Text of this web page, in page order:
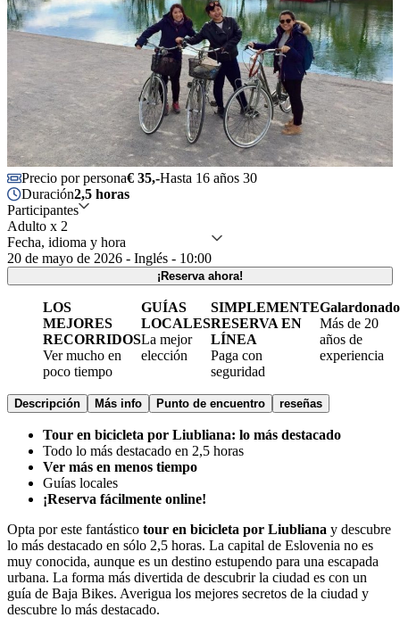
Precio por persona€ 35,-Hasta 16 años 30
Duración2,5 horas
Participantes
Adulto x 2
Fecha, idioma y hora
20 de mayo de 2026 - Inglés - 10:00
¡Reserva ahora!
LOS
MEJORES
RECORRIDOS
Ver mucho en
poco tiempo
GUÍAS
LOCALES
La mejor
elección
SIMPLEMENTE
RESERVA EN
LÍNEA
Paga con
seguridad
Galardonado
Más de 20
años de
experiencia
Descripción Más info Punto de encuentro reseñas
Tour en bicicleta por Liubliana: lo más destacado
Todo lo más destacado en 2,5 horas
Ver más en menos tiempo
Guías locales
¡Reserva fácilmente online!
Opta por este fantástico tour en bicicleta por Liubliana y descubre
lo más destacado en sólo 2,5 horas. La capital de Eslovenia no es
muy conocida, aunque es un destino estupendo para una escapada
urbana. La forma más divertida de descubrir la ciudad es con un
guía de Baja Bikes. Averigua los mejores secretos de la ciudad y
descubre lo más destacado.